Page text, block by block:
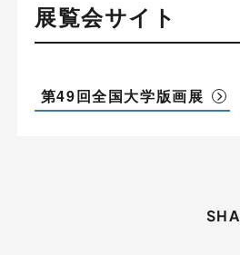
展覧会サイト
第49回全国大学版画展